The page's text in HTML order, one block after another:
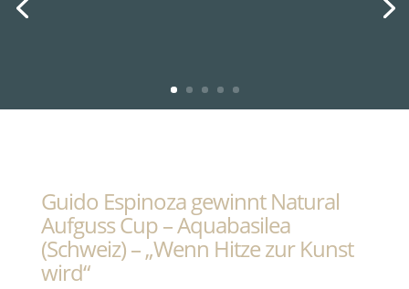
Guido Espinoza gewinnt Natural
Aufguss Cup – Aquabasilea
(Schweiz) – „Wenn Hitze zur Kunst
wird“